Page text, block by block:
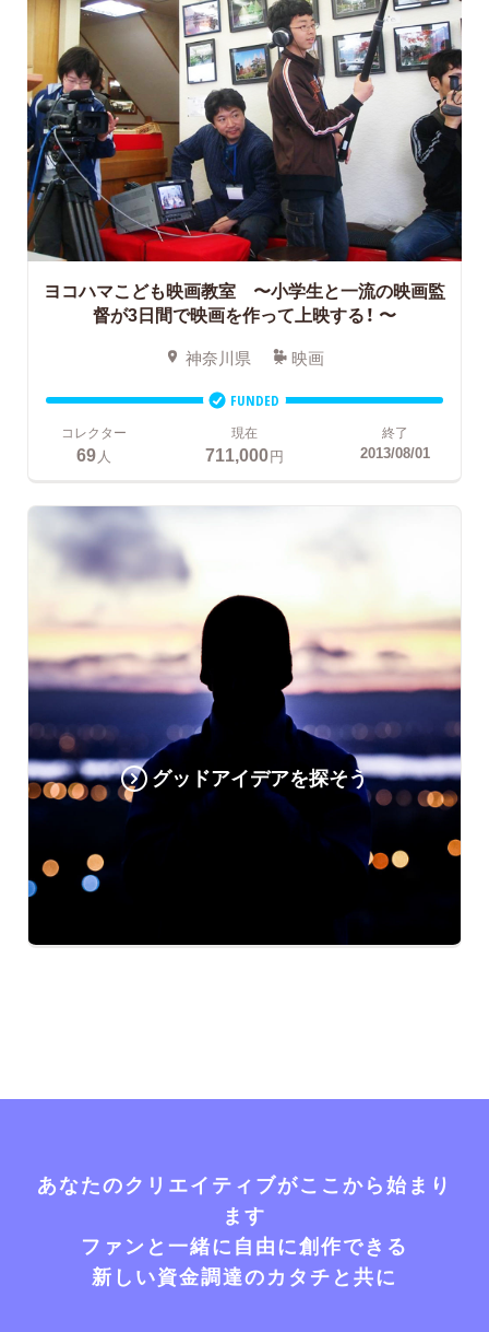
ヨコハマこども映画教室 〜小学生と一流の映画監
督が3日間で映画を作って上映する！ 〜
神奈川県 映画
FUNDED
コレクター
69人
現在
711,000円
終了
2013/08/01
グッドアイデアを探そう
あなたのクリエイティブがここから始まり
ます
ファンと一緒に自由に創作できる
新しい資金調達のカタチと共に